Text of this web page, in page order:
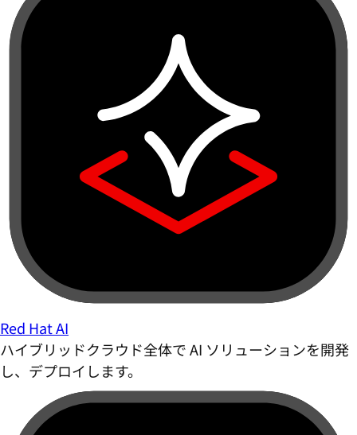
Red Hat AI
ハイブリッドクラウド全体で AI ソリューションを開発
し、デプロイします。